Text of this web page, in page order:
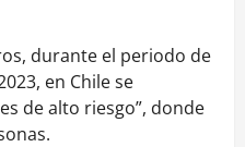
durante el periodo de
en Chile se
de alto riesgo”, donde